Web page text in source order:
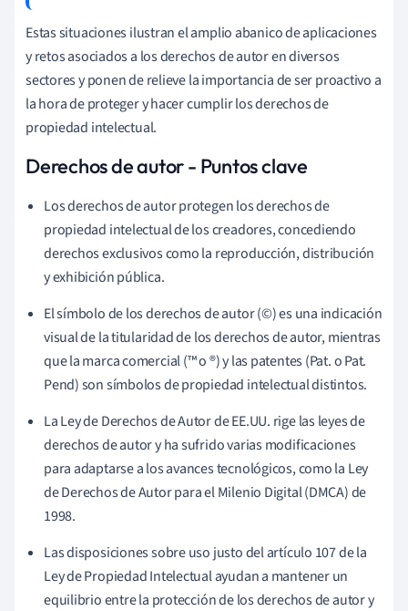
Estas situaciones ilustran el amplio abanico de aplicaciones
y retos asociados a los derechos de autor en diversos
sectores y ponen de relieve la importancia de ser proactivo a
la hora de proteger y hacer cumplir los derechos de
propiedad intelectual.
Derechos de autor - Puntos clave
Los derechos de autor protegen los derechos de
propiedad intelectual de los creadores, concediendo
derechos exclusivos como la reproducción, distribución
y exhibición pública.
El símbolo de los derechos de autor (©) es una indicación
visual de la titularidad de los derechos de autor, mientras
que la marca comercial (™ o ®) y las patentes (Pat. o Pat.
Pend) son símbolos de propiedad intelectual distintos.
La Ley de Derechos de Autor de EE.UU. rige las leyes de
derechos de autor y ha sufrido varias modificaciones
para adaptarse a los avances tecnológicos, como la Ley
de Derechos de Autor para el Milenio Digital (DMCA) de
1998.
Las disposiciones sobre uso justo del artículo 107 de la
Ley de Propiedad Intelectual ayudan a mantener un
equilibrio entre la protección de los derechos de autor y